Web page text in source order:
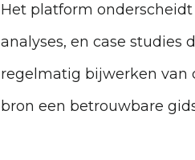
Het platform
analyses, en case studies
regelmatig bijwerken van
bron een betrouwbare